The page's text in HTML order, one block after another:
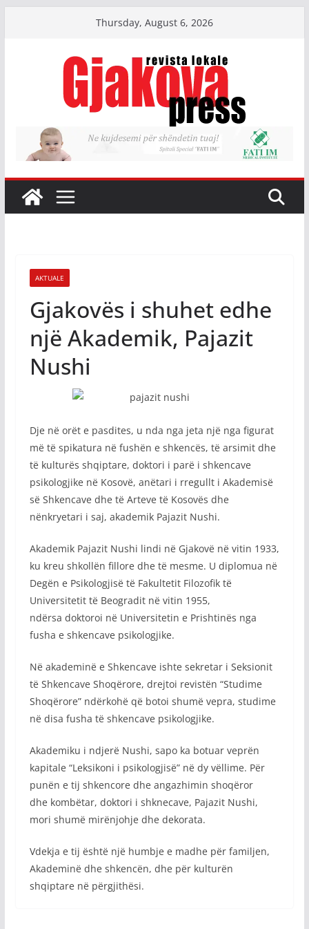
Thursday, August 6, 2026
AKTUALE
Gjakovës i shuhet edhe
një Akademik, Pajazit
Nushi
Dje në orët e pasdites, u nda nga jeta një nga figurat
më të spikatura në fushën e shkencës, të arsimit dhe
të kulturës shqiptare, doktori i parë i shkencave
psikologjike në Kosovë, anëtari i rregullt i Akademisë
së Shkencave dhe të Arteve të Kosovës dhe
nënkryetari i saj, akademik Pajazit Nushi.
Akademik Pajazit Nushi lindi në Gjakovë në vitin 1933,
ku kreu shkollën fillore dhe të mesme. U diplomua në
Degën e Psikologjisë të Fakultetit Filozofik të
Universitetit të Beogradit në vitin 1955,
ndërsa doktoroi në Universitetin e Prishtinës nga
fusha e shkencave psikologjike.
Në akademinë e Shkencave ishte sekretar i Seksionit
të Shkencave Shoqërore, drejtoi revistën “Studime
Shoqërore” ndërkohë që botoi shumë vepra, studime
në disa fusha të shkencave psikologjike.
Akademiku i ndjerë Nushi, sapo ka botuar veprën
kapitale “Leksikoni i psikologjisë” në dy vëllime. Për
punën e tij shkencore dhe angazhimin shoqëror
dhe kombëtar, doktori i shknecave, Pajazit Nushi,
mori shumë mirënjohje dhe dekorata.
Vdekja e tij është një humbje e madhe për familjen,
Akademinë dhe shkencën, dhe për kulturën
shqiptare në përgjithësi.